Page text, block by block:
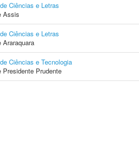
Ciências e Letras
Assis
Ciências e Letras
Araraquara
Ciências e Tecnologia
Presidente Prudente